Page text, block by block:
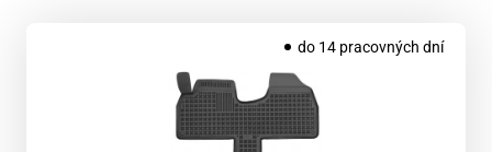
do 14 pracovných dní